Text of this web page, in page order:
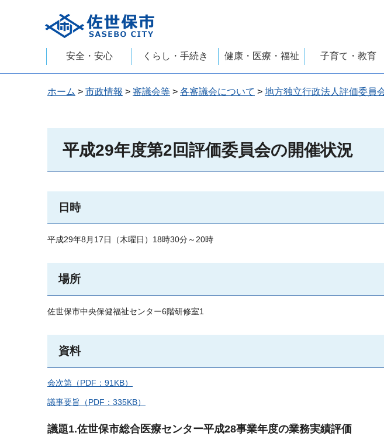
佐世保市
安全・安心 くらし・手続き 健康・医療・福祉 子育て・教育
ホーム > 市政情報 > 審議会等 > 各審議会について > 地方独立行政法人評価委員
平成29年度第2回評価委員会の開催状況
日時
平成29年8月17日（木曜日）18時30分～20時
場所
佐世保市中央保健福祉センター6階研修室1
資料
会次第（PDF：91KB）
議事要旨（PDF：335KB）
議題1.佐世保市総合医療センター平成28事業年度の業務実績評価